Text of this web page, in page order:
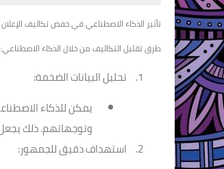
تأثير الذكاء الاصطناعي في خفض تكاليف
طرق تقليل التكاليف من خلال الذكاء الاصطناعي:
تحليل البيانات الضخمة:
يمكن للذكاء
وتوجهاتهم. ذلك يجعل
استهداف دقيق للجمهور: